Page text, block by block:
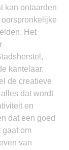
kan ontaarden
Het
kantelaar.
de creatieve
dat wordt
en
dat een goed
gaat om
van